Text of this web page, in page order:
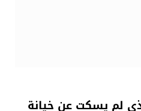
لم يسكت عن خيانة